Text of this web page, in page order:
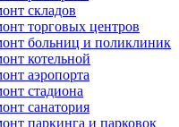
складов
торговых центров
больниц и поликлиник
котельной
аэропорта
стадиона
санатория
паркинга и парковок